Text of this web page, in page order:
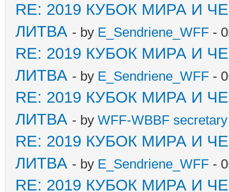
RE: 2019 КУБОК МИРА И
ЛИТВА - by E_Sendriene_WFF -
RE: 2019 КУБОК МИРА И
ЛИТВА - by E_Sendriene_WFF -
RE: 2019 КУБОК МИРА И
ЛИТВА - by WFF-WBBF
RE: 2019 КУБОК МИРА И
ЛИТВА - by E_Sendriene_WFF -
RE: 2019 КУБОК МИРА И